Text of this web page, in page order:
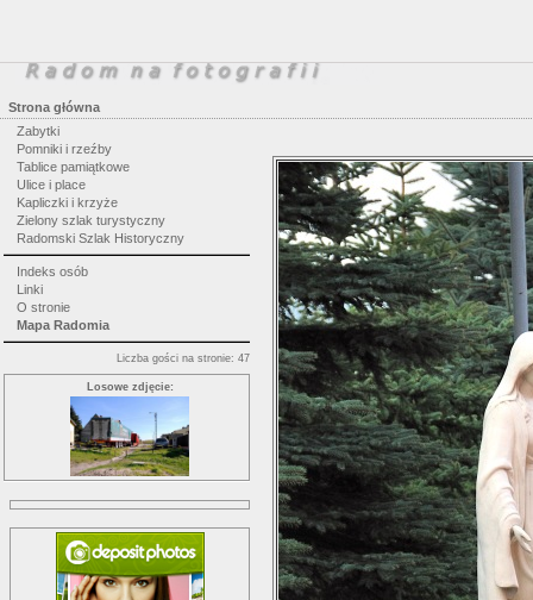
Strona główna
Zabytki
Pomniki i rzeźby
Tablice pamiątkowe
Ulice i place
Kapliczki i krzyże
Zielony szlak turystyczny
Radomski Szlak Historyczny
Indeks osób
Linki
O stronie
Mapa Radomia
Liczba gości na stronie: 47
Losowe zdjęcie: